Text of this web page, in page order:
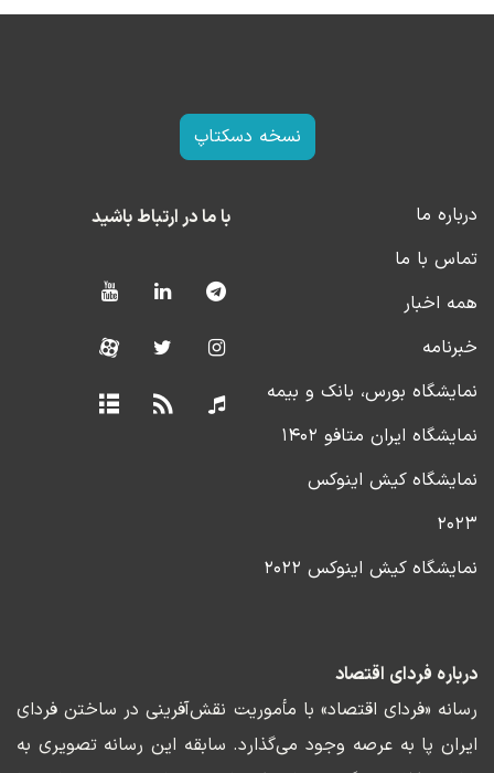
نسخه دسکتاپ
درباره ما
تماس با ما
همه اخبار
خبرنامه
نمایشگاه بورس، بانک و بیمه
نمایشگاه ایران متافو ۱۴۰۲
نمایشگاه کیش اینوکس
۲۰۲۳
نمایشگاه کیش اینوکس ۲۰۲۲
با ما در ارتباط باشید
درباره فردای اقتصاد
رسانه «فردای اقتصاد» با مأموریت نقش‌آفرینی در ساختن فردای
ایران پا به عرصه وجود می‌گذارد. سابقه این رسانه تصویری به